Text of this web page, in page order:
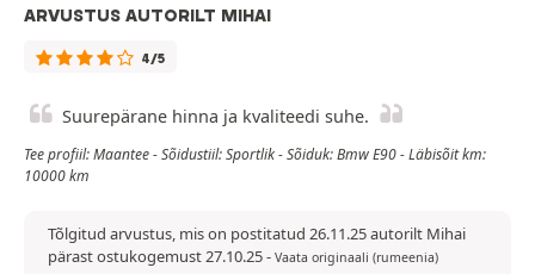
ARVUSTUS AUTORILT MIHAI
4/5
Suurepärane hinna ja kvaliteedi suhe.
Tee profiil: Maantee - Sõidustiil: Sportlik - Sõiduk: Bmw E90 - Läbisõit km:
10000 km
Tõlgitud arvustus, mis on postitatud 26.11.25 autorilt Mihai
pärast ostukogemust 27.10.25- Vaata originaali (rumeenia)